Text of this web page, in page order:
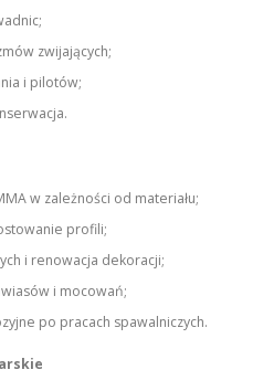
zwijających;
i pilotów;
w zależności od materiału;
profili;
i renowacja dekoracji;
i mocowań;
po pracach spawalniczych.